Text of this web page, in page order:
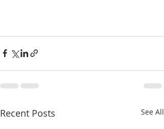
Recent Posts See All